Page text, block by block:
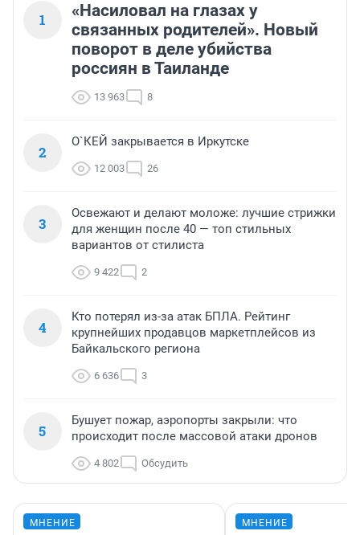
1
«Насиловал на глазах у
связанных родителей». Новый
поворот в деле убийства
россиян в Таиланде
13 963 8
2
О`КЕЙ закрывается в Иркутске
12 003 26
3
Освежают и делают моложе: лучшие стрижки
для женщин после 40 — топ стильных
вариантов от стилиста
9 422 2
4
Кто потерял из-за атак БПЛА. Рейтинг
крупнейших продавцов маркетплейсов из
Байкальского региона
6 636 3
5
Бушует пожар, аэропорты закрыли: что
происходит после массовой атаки дронов
4 802 Обсудить
МНЕНИЕ МНЕНИЕ